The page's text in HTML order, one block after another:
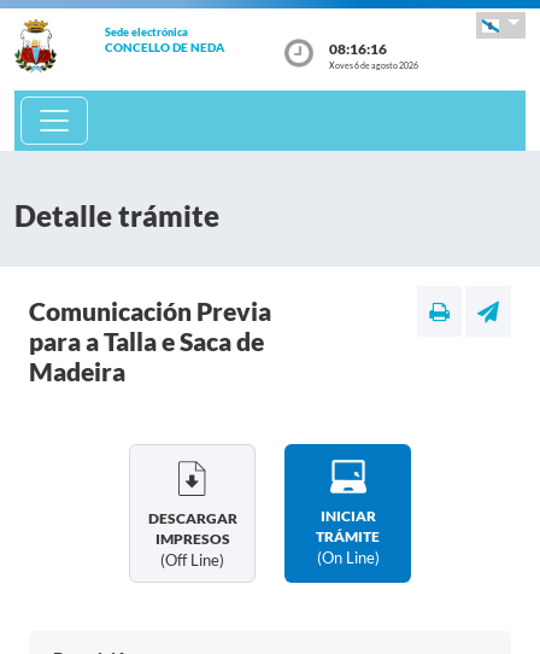
Sede electrónica
CONCELLO DE NEDA 08:16:16
Xoves 6 de agosto 2026
Detalle trámite
Comunicación Previa
para a Talla e Saca de
Madeira
DESCARGAR
IMPRESOS
(off Line)
INICIAR
TRÁMITE
(on Line)